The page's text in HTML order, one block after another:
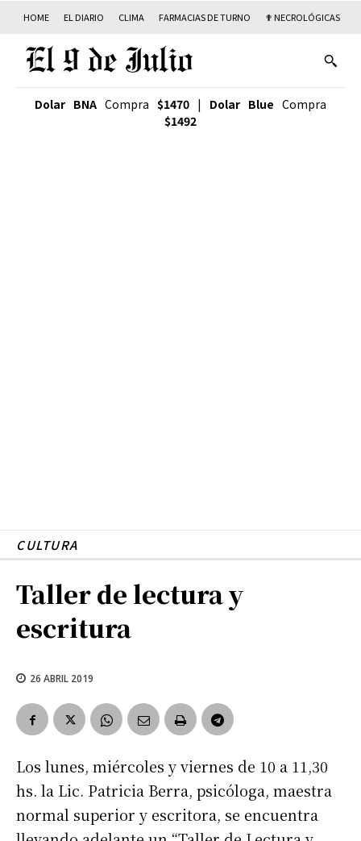
HOME EL DIARIO CLIMA FARMACIAS DE TURNO ✟ NECROLÓGICAS
Dolar BNA Compra $1470 | Dolar Blue Compra
$1492
CULTURA
Taller de lectura y
escritura
26 ABRIL 2019
Los lunes, miércoles y viernes de 10 a 11,30
hs. la Lic. Patricia Berra, psicóloga, maestra
normal superior y escritora, se encuentra